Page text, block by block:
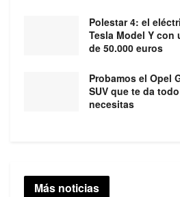
Polestar 4: el
Tesla Model Y
de 50.000 euros
Probamos el Opel
SUV que te da
necesitas
Más noticias